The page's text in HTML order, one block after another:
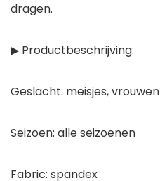
dragen.
▶ Productbeschrijving:
Geslacht: meisjes, vrouwen
Seizoen: alle seizoenen
Fabric: spandex